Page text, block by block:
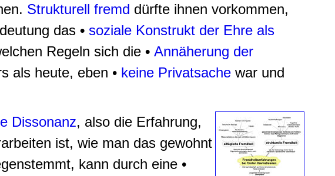
Strukturell fremd dürfte ihnen vorkommen,
das • soziale Konstrukt der Ehre als
Regeln sich die • Annäherung der
als heute, eben • keine Privatsache war und
Dissonanz, also die Erfahrung,
ist, wie man das gewohnt
kann durch eine •